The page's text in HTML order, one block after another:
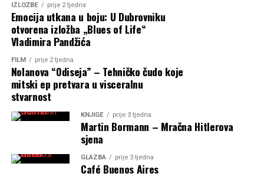
IZLOŽBE prije 2 tjedna
Emocija utkana u boju: U Dubrovniku
otvorena izložba „Blues of Life“
Vladimira Pandžića
FILM prije 2 tjedna
Nolanova “Odiseja” – Tehničko čudo koje
mitski ep pretvara u visceralnu
stvarnost
KNJIGE prije 3 tjedna
Martin Bormann – Mračna Hitlerova
sjena
GLAZBA prije 3 tjedna
Café Buenos Aires